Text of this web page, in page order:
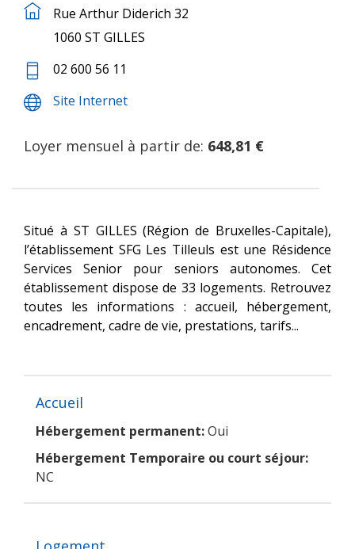
Rue Arthur Diderich 32
1060 ST GILLES
02 600 56 11
Site Internet
Loyer mensuel à partir de: 648,81 €
Situé à ST GILLES (Région de Bruxelles-Capitale),
l’établissement SFG Les Tilleuls est une Résidence
Services Senior pour seniors autonomes. Cet
établissement dispose de 33 logements. Retrouvez
toutes les informations : accueil, hébergement,
encadrement, cadre de vie, prestations, tarifs...
Accueil
Hébergement permanent:Oui
Hébergement Temporaire ou court séjour:
NC